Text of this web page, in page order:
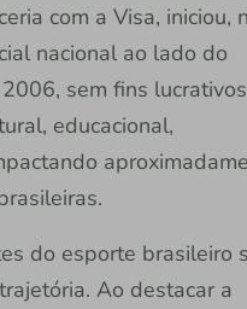
com a Visa, iniciou,
nacional ao lado do
sem fins
educacional,
do esporte brasileiro
Ao destacar a